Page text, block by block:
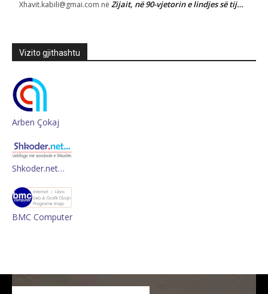
Xhavit.kabili@gmai.com në Zijait, në 90-vjetorin e lindjes së tij…
Vizito gjithashtu
Arben Çokaj
Shkoder.net…
BMC Computer